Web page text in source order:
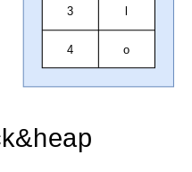
3
4 o